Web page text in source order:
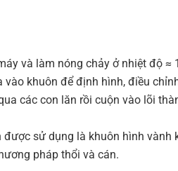
và làm nóng chảy ở nhiệt độ ≈
vào khuôn để định hình, điều
các con lăn rồi cuộn vào lõi
được sử dụng là khuôn hình vành
pháp thổi và cán.